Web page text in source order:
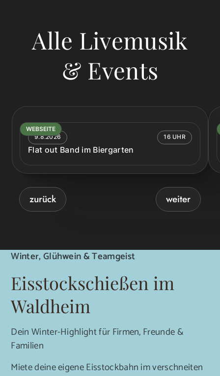
Alle Livemusik
& Events
WEBSEITE
9.8.2026
16 UHR
Flat out Band im Biergarten
zurück weiter
Winter, Glühwein & Teamgeist
Eisstockschießen im
Waldheim
Dein Winter-Highlight für Firmen, Freunde &
Familien
Miete deine eigene Eisstockbahn im verschneiten